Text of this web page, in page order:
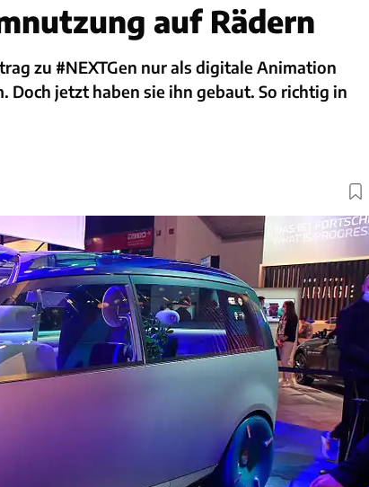
auf Rädern
zu #NEXTGen nur als digitale Animation
Doch jetzt haben sie ihn gebaut. So richtig in